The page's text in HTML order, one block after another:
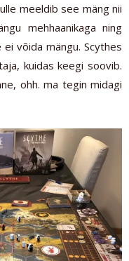
meeldib see mäng nii
mehhaanikaga ning
võida mängu. Scythes
kuidas keegi soovib.
ohh. ma tegin midagi